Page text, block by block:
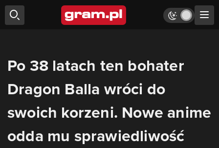
Po 38 latach ten bohater
Dragon Balla wróci do
swoich korzeni. Nowe anime
odda mu sprawiedliwość